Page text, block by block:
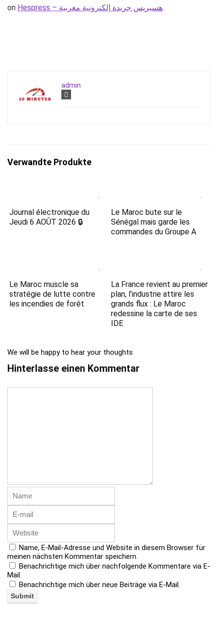
on
Hespress – هسبريس جريدة إلكترونية مغربية.
admin
Verwandte Produkte
Journal électronique du
Jeudi 6 AOÛT 2026 🔒
Le Maroc bute sur le
Sénégal mais garde les
commandes du Groupe A
Le Maroc muscle sa
stratégie de lutte contre
les incendies de forêt
La France revient au premier
plan, l’industrie attire les
grands flux : Le Maroc
redessine la carte de ses
IDE
We will be happy to hear your thoughts
Hinterlasse einen Kommentar
Name, E-Mail-Adresse und Website in diesem Browser für
meinen nächsten Kommentar speichern.
Benachrichtige mich über nachfolgende Kommentare via E-
Mail.
Benachrichtige mich über neue Beiträge via E-Mail.